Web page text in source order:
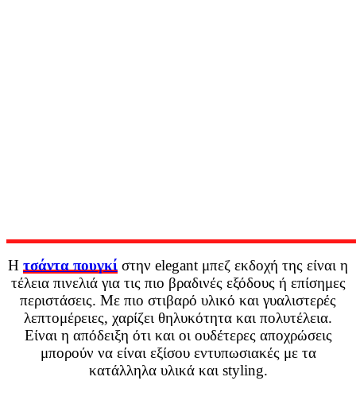
Η τσάντα πουγκί στην elegant μπεζ εκδοχή της είναι η
τέλεια πινελιά για τις πιο βραδινές εξόδους ή επίσημες
περιστάσεις. Με πιο στιβαρό υλικό και γυαλιστερές
λεπτομέρειες, χαρίζει θηλυκότητα και πολυτέλεια.
Είναι η απόδειξη ότι και οι ουδέτερες αποχρώσεις
μπορούν να είναι εξίσου εντυπωσιακές με τα
κατάλληλα υλικά και styling.